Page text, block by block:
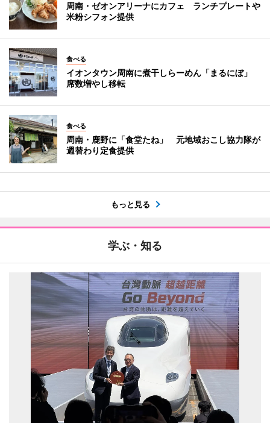
周南・ゼオンアリーナにカフェ ランチプレートや
米粉シフォン提供
食べる
イオンタウン周南に煮干しらーめん「まるにぼ」
席数増やし移転
食べる
周南・鹿野に「食堂たね」 元地域おこし協力隊が
週替わり定食提供
もっと見る
学ぶ・知る